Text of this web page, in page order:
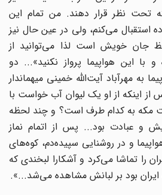
تحت نظر قرار دهند. من تمام این
استقبال می‌کنم، ولی در عین حال نیز
خویش است لذا می‌توانید از
این هواپیما پرواز نکنید»... دو
مهرآباد آیت‌الله خمینی میهماندار
اینکه از او یک لیوان آب خواست با
مکه به کدام طرف است؟ و چند لحظه
و عبادت بود... پس از اتمام نماز
و در روشنایی سپیده‌دم، کوه‌های
را تماشا می‌کرد و آشکارا لبخندی که
بود بر لبانش مشاهده می‌شد...».